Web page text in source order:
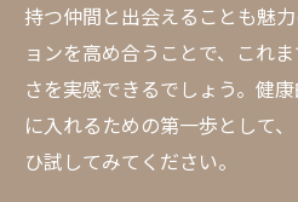
持つ仲間と出会えることも魅
ョンを高め合うことで、これ
さを実感できるでしょう。健
に入れるための第一歩として
ひ試してみてください。